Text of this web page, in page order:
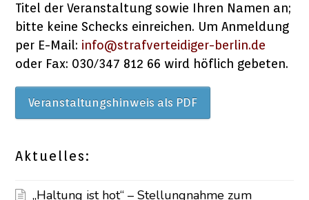
Titel der Veranstaltung sowie Ihren Namen an;
bitte keine Schecks einreichen. Um Anmeldung
per E-Mail: info@strafverteidiger-berlin.de
oder Fax: 030/347 812 66 wird höflich gebeten.
Veranstaltungshinweis als PDF
Aktuelles:
„Haltung ist hot“ – Stellungnahme zum